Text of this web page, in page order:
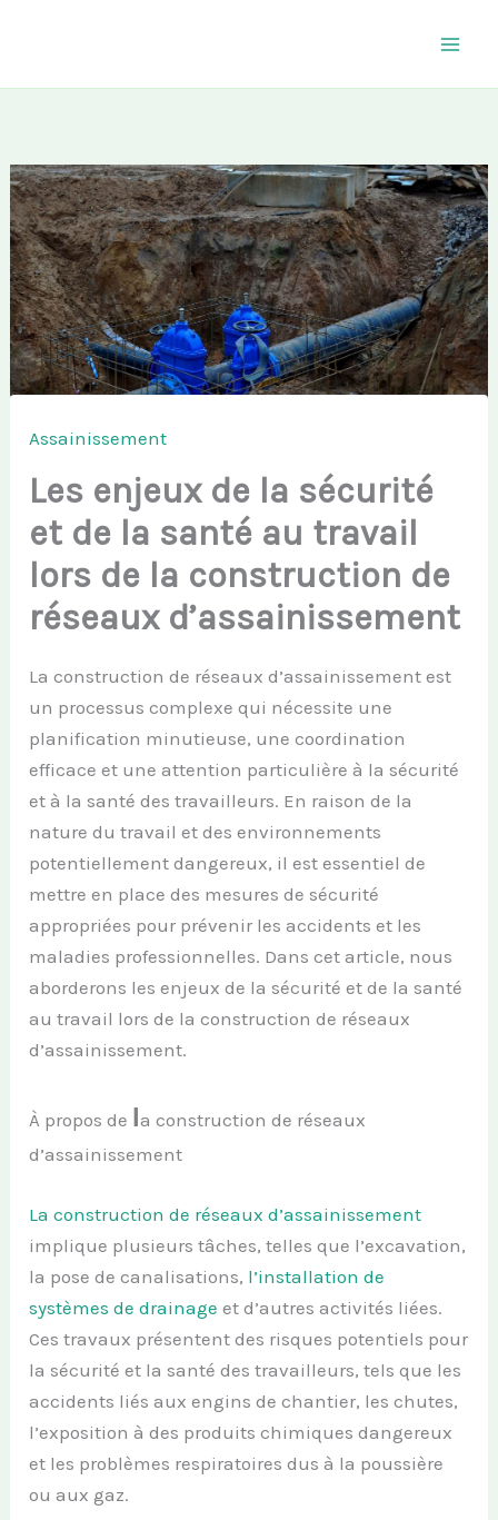
Assainissement
Les enjeux de la sécurité
et de la santé au travail
lors de la construction de
réseaux d’assainissement
La construction de réseaux d’assainissement est
un processus complexe qui nécessite une
planification minutieuse, une coordination
efficace et une attention particulière à la sécurité
et à la santé des travailleurs. En raison de la
nature du travail et des environnements
potentiellement dangereux, il est essentiel de
mettre en place des mesures de sécurité
appropriées pour prévenir les accidents et les
maladies professionnelles. Dans cet article, nous
aborderons les enjeux de la sécurité et de la santé
au travail lors de la construction de réseaux
d’assainissement.
À propos de la construction de réseaux
d’assainissement
La construction de réseaux d’assainissement
implique plusieurs tâches, telles que l’excavation,
la pose de canalisations, l’installation de
systèmes de drainage et d’autres activités liées.
Ces travaux présentent des risques potentiels pour
la sécurité et la santé des travailleurs, tels que les
accidents liés aux engins de chantier, les chutes,
l’exposition à des produits chimiques dangereux
et les problèmes respiratoires dus à la poussière
ou aux gaz.